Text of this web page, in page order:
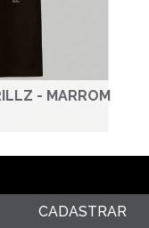
- MARROM
CADASTRAR